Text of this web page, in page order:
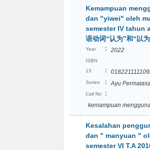
Kemampuan
dan "yiwei" oleh
semester IV tahun
语动词“认为”和“以
Year : 2022
ISBN
13
:
Series : Ayu
Call No
:
kemampuan
Kesalahan
dan " manyuan "
semester VI T.A